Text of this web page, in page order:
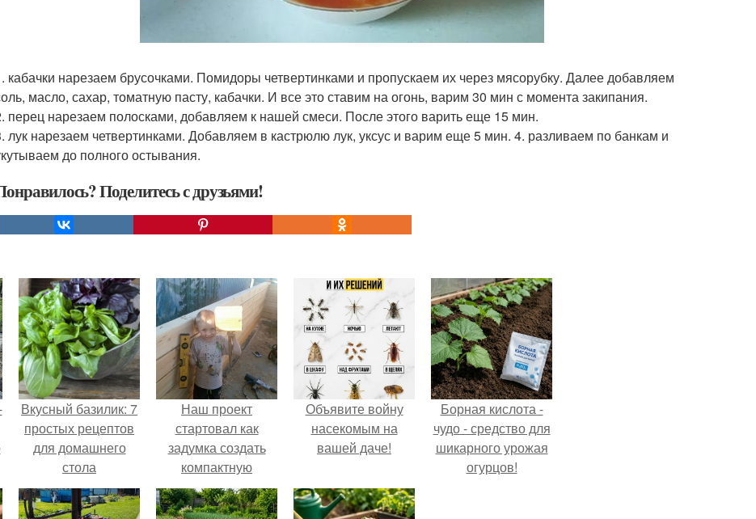
кабачки нарезаем брусочками. Помидоры четвертинками и пропускаем их через мясорубку. Далее добавляем
масло, сахар, томатную пасту, кабачки. И все это ставим на огонь, варим 30 мин с момента закипания.
перец нарезаем полосками, добавляем к нашей смеси. После этого варить еще 15 мин.
лук нарезаем четвертинками. Добавляем в кастрюлю лук, уксус и варим еще 5 мин. 4. разливаем по банкам и
до полного остывания.
Поделитесь с друзьями!
Вкусный базилик: 7
простых рецептов
для домашнего
стола
Наш проект
стартовал как
задумка создать
компактную
беседку для
отдыха.
Объявите войну
насекомым на
вашей даче!
Борная кислота -
чудо - средство для
шикарного урожая
огурцов!